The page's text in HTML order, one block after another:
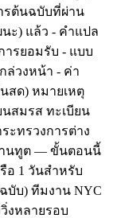
รต้นฉบับที่ผ่าน
นะ) แล้ว - คำแปล
รยอมรับ - แบบ
วงหน้า - ค่า
สด) หมายเหตุ
สมรส ทะเบียน
ะทรวงการต่าง
านทูต — ขั้นตอนนี้
อ 1 วันสำหรับ
ฉบับ) ทีมงาน NYC
งหลายรอบ